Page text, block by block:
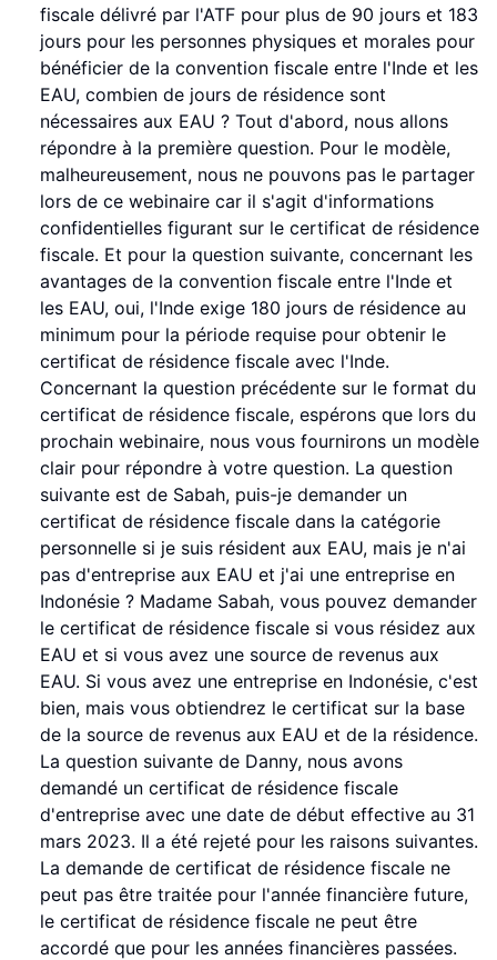
fiscale délivré par l'ATF pour plus de 90 jours et 183
jours pour les personnes physiques et morales pour
bénéficier de la convention fiscale entre l'Inde et les
EAU, combien de jours de résidence sont
nécessaires aux EAU ? Tout d'abord, nous allons
répondre à la première question. Pour le modèle,
malheureusement, nous ne pouvons pas le partager
lors de ce webinaire car il s'agit d'informations
confidentielles figurant sur le certificat de résidence
fiscale. Et pour la question suivante, concernant les
avantages de la convention fiscale entre l'Inde et
les EAU, oui, l'Inde exige 180 jours de résidence au
minimum pour la période requise pour obtenir le
certificat de résidence fiscale avec l'Inde.
Concernant la question précédente sur le format du
certificat de résidence fiscale, espérons que lors du
prochain webinaire, nous vous fournirons un modèle
clair pour répondre à votre question. La question
suivante est de Sabah, puis-je demander un
certificat de résidence fiscale dans la catégorie
personnelle si je suis résident aux EAU, mais je n'ai
pas d'entreprise aux EAU et j'ai une entreprise en
Indonésie ? Madame Sabah, vous pouvez demander
le certificat de résidence fiscale si vous résidez aux
EAU et si vous avez une source de revenus aux
EAU. Si vous avez une entreprise en Indonésie, c'est
bien, mais vous obtiendrez le certificat sur la base
de la source de revenus aux EAU et de la résidence.
La question suivante de Danny, nous avons
demandé un certificat de résidence fiscale
d'entreprise avec une date de début effective au 31
mars 2023. Il a été rejeté pour les raisons suivantes.
La demande de certificat de résidence fiscale ne
peut pas être traitée pour l'année financière future,
le certificat de résidence fiscale ne peut être
accordé que pour les années financières passées.